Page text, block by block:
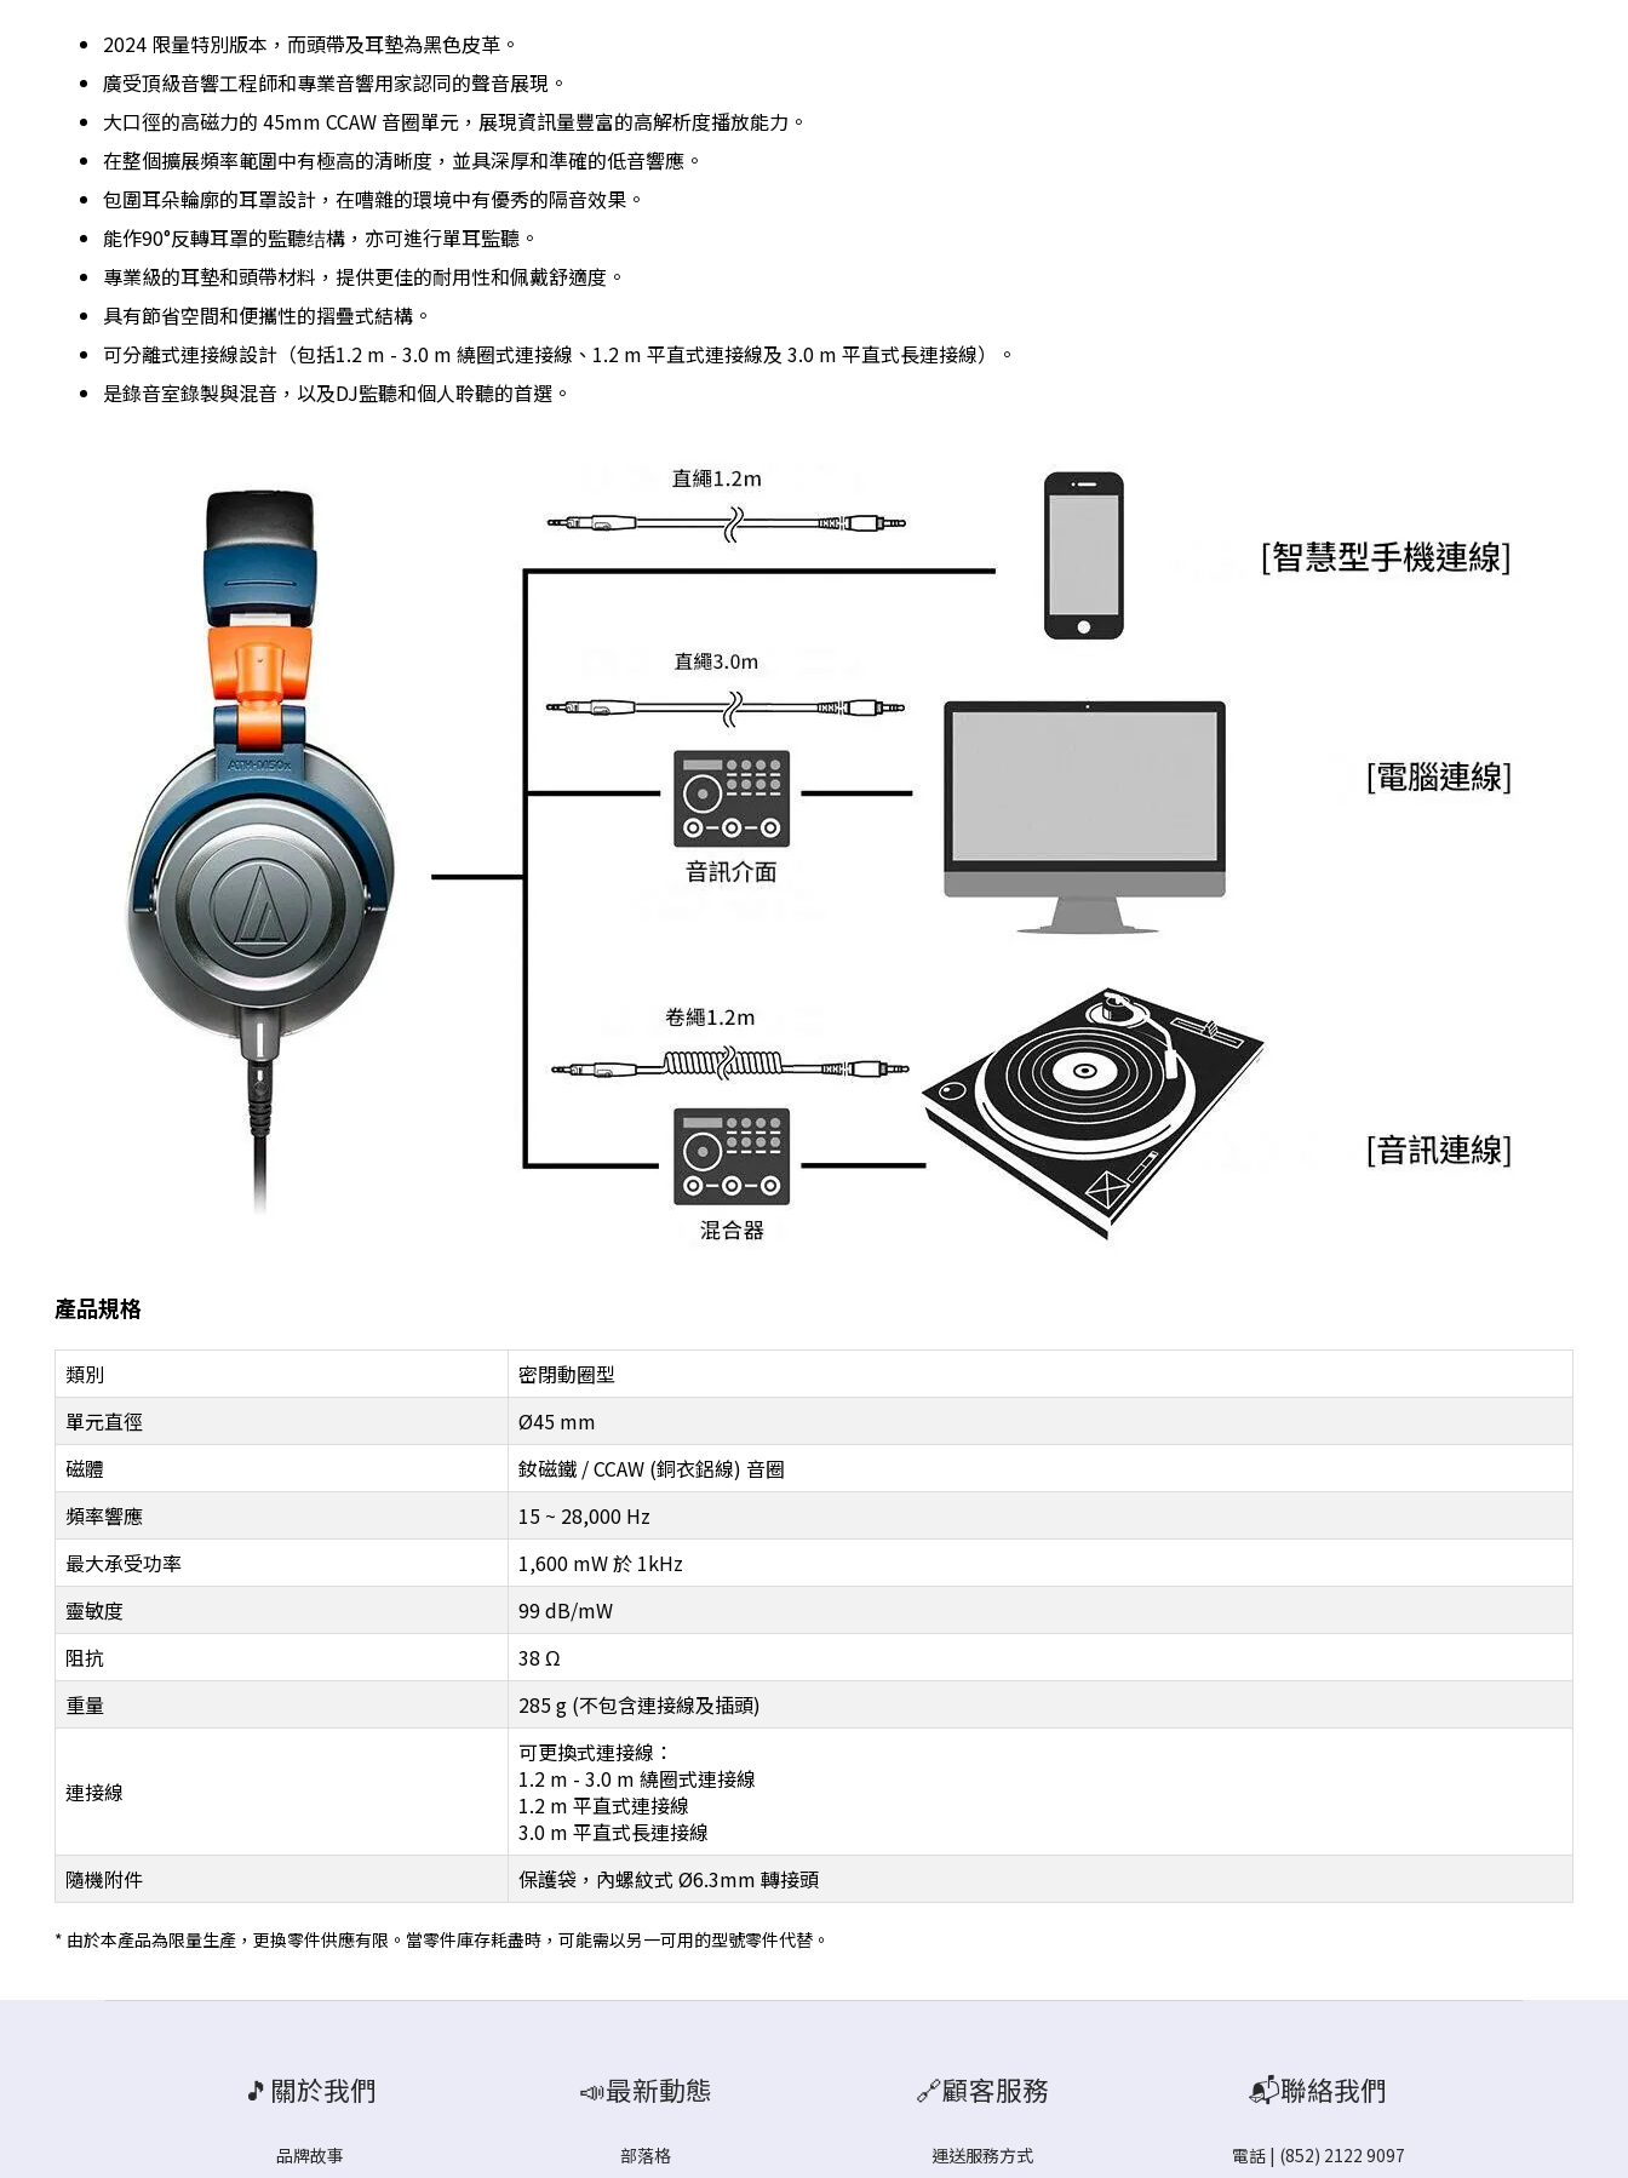
2024 限量特別版本，而頭帶及耳墊為黑色皮革。
廣受頂級音響工程師和專業音響用家認同的聲音展現。
大口徑的高磁力的 45mm CCAW 音圈單元，展現資訊量豐富的高解析度播放能力。
在整個擴展頻率範圍中有極高的清晰度，並具深厚和準確的低音響應。
包圍耳朵輪廓的耳罩設計，在嘈雜的環境中有優秀的隔音效果。
能作90°反轉耳罩的監聽结構，亦可進行單耳監聽。
專業級的耳墊和頭帶材料，提供更佳的耐用性和佩戴舒適度。
具有節省空間和便攜性的摺疊式結構。
可分離式連接線設計（包括1.2 m - 3.0 m 繞圈式連接線、1.2 m 平直式連接線及 3.0 m 平直式長連接線）。
是錄音室錄製與混音，以及DJ監聽和個人聆聽的首選。
產品規格
類別
密閉動圈型
單元直徑
Ø45 mm
磁體
釹磁鐵 / CCAW (銅衣鋁線) 音圈
頻率響應
15 ~ 28,000 Hz
最大承受功率
1,600 mW 於 1kHz
靈敏度
99 dB/mW
阻抗
38 Ω
重量
285 g (不包含連接線及插頭)
連接線
可更換式連接線：
1.2 m - 3.0 m 繞圈式連接線
1.2 m 平直式連接線
3.0 m 平直式長連接線
隨機附件
保護袋，內螺紋式 Ø6.3mm 轉接頭
* 由於本產品為限量生產，更換零件供應有限。當零件庫存耗盡時，可能需以另一可用的型號零件代替。
🎵關於我們
品牌故事
📣最新動態
部落格
🔗顧客服務
運送服務方式
📬聯絡我們
電話 | (852) 2122 9097